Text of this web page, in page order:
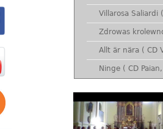
Villarosa Saliardi
Zdrowas
Allt är nära ( CD
Ninge ( CD